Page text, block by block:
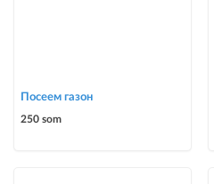
Посеем газон
250 som